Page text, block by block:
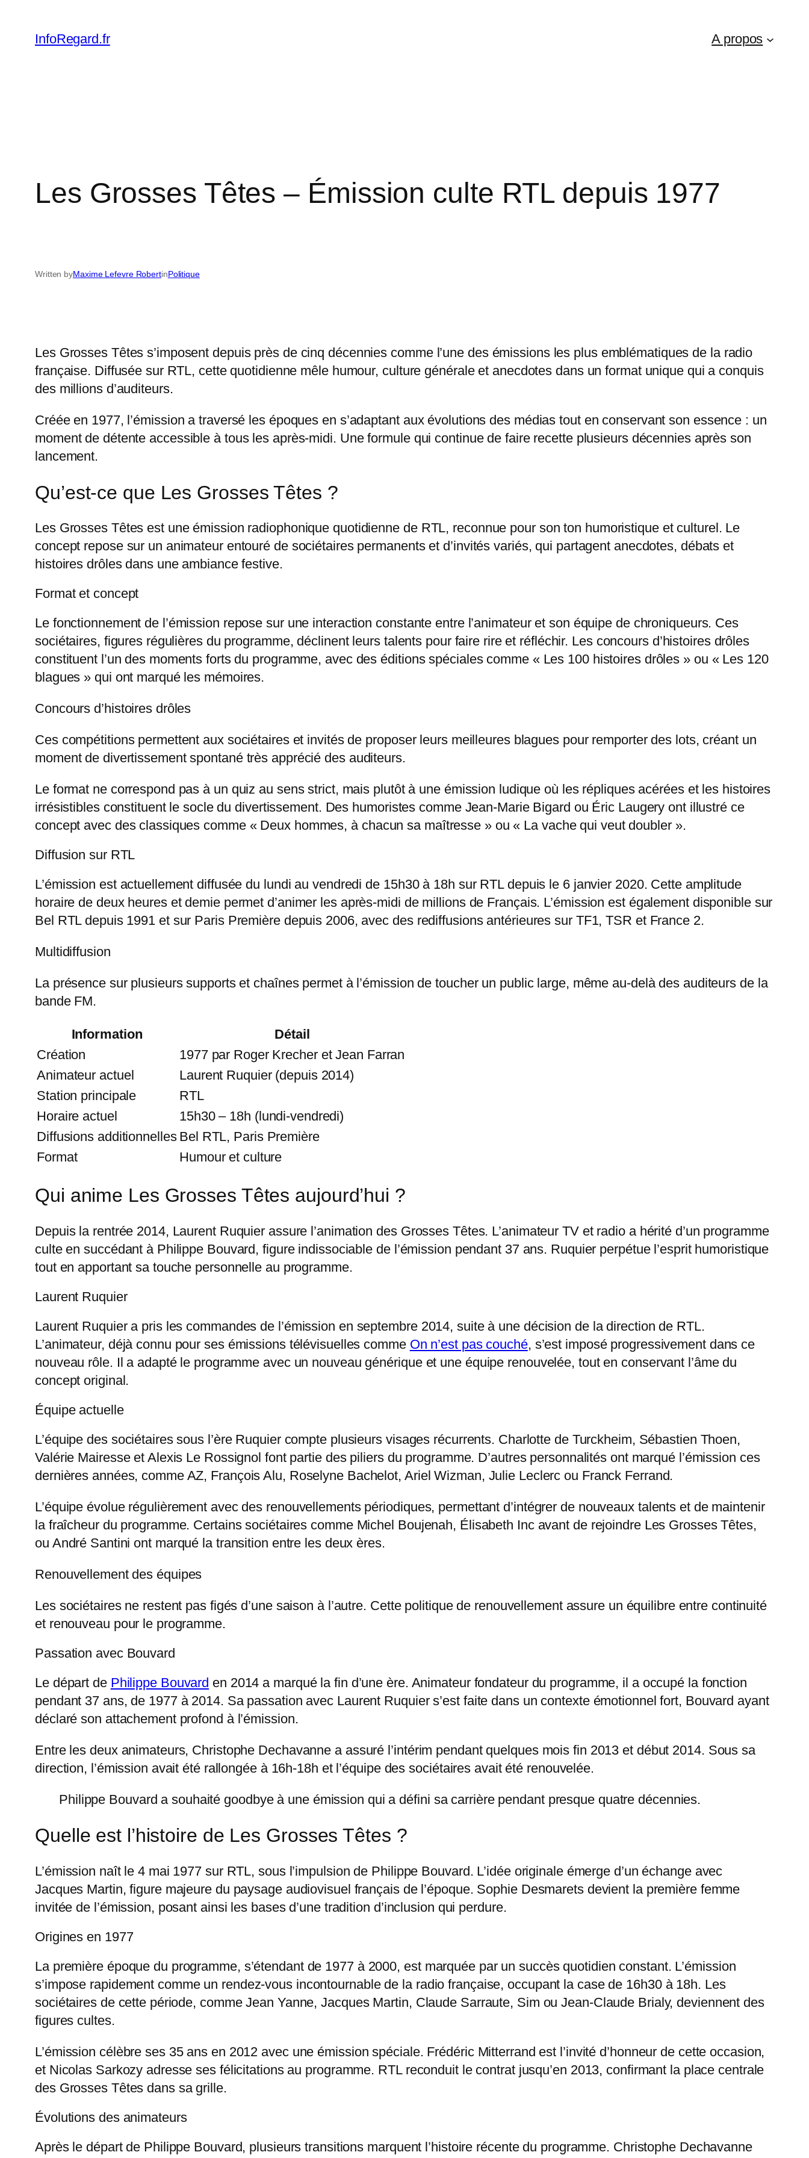
content
InfoRegard.fr A propos
Les Grosses Têtes – Émission culte RTL depuis 1977
Written byMaxime Lefevre RobertinPolitique
Les Grosses Têtes s’imposent depuis près de cinq décennies comme l’une des émissions les plus emblématiques de la radio
française. Diffusée sur RTL, cette quotidienne mêle humour, culture générale et anecdotes dans un format unique qui a conquis
des millions d’auditeurs.
Créée en 1977, l’émission a traversé les époques en s’adaptant aux évolutions des médias tout en conservant son essence : un
moment de détente accessible à tous les après-midi. Une formule qui continue de faire recette plusieurs décennies après son
lancement.
Qu’est-ce que Les Grosses Têtes ?
Les Grosses Têtes est une émission radiophonique quotidienne de RTL, reconnue pour son ton humoristique et culturel. Le
concept repose sur un animateur entouré de sociétaires permanents et d’invités variés, qui partagent anecdotes, débats et
histoires drôles dans une ambiance festive.
Format et concept
Le fonctionnement de l’émission repose sur une interaction constante entre l’animateur et son équipe de chroniqueurs. Ces
sociétaires, figures régulières du programme, déclinent leurs talents pour faire rire et réfléchir. Les concours d’histoires drôles
constituent l’un des moments forts du programme, avec des éditions spéciales comme « Les 100 histoires drôles » ou « Les 120
blagues » qui ont marqué les mémoires.
Concours d’histoires drôles
Ces compétitions permettent aux sociétaires et invités de proposer leurs meilleures blagues pour remporter des lots, créant un
moment de divertissement spontané très apprécié des auditeurs.
Le format ne correspond pas à un quiz au sens strict, mais plutôt à une émission ludique où les répliques acérées et les histoires
irrésistibles constituent le socle du divertissement. Des humoristes comme Jean-Marie Bigard ou Éric Laugery ont illustré ce
concept avec des classiques comme « Deux hommes, à chacun sa maîtresse » ou « La vache qui veut doubler ».
Diffusion sur RTL
L’émission est actuellement diffusée du lundi au vendredi de 15h30 à 18h sur RTL depuis le 6 janvier 2020. Cette amplitude
horaire de deux heures et demie permet d’animer les après-midi de millions de Français. L’émission est également disponible sur
Bel RTL depuis 1991 et sur Paris Première depuis 2006, avec des rediffusions antérieures sur TF1, TSR et France 2.
Multidiffusion
La présence sur plusieurs supports et chaînes permet à l’émission de toucher un public large, même au-delà des auditeurs de la
bande FM.
Information
Détail
Création
1977 par Roger Krecher et Jean Farran
Animateur actuel
Laurent Ruquier (depuis 2014)
Station principale
RTL
Horaire actuel
15h30 – 18h (lundi-vendredi)
Diffusions additionnelles Bel RTL, Paris Première
Format
Humour et culture
Qui anime Les Grosses Têtes aujourd’hui ?
Depuis la rentrée 2014, Laurent Ruquier assure l’animation des Grosses Têtes. L’animateur TV et radio a hérité d’un programme
culte en succédant à Philippe Bouvard, figure indissociable de l’émission pendant 37 ans. Ruquier perpétue l’esprit humoristique
tout en apportant sa touche personnelle au programme.
Laurent Ruquier
Laurent Ruquier a pris les commandes de l’émission en septembre 2014, suite à une décision de la direction de RTL.
L’animateur, déjà connu pour ses émissions télévisuelles comme On n’est pas couché, s’est imposé progressivement dans ce
nouveau rôle. Il a adapté le programme avec un nouveau générique et une équipe renouvelée, tout en conservant l’âme du
concept original.
Équipe actuelle
L’équipe des sociétaires sous l’ère Ruquier compte plusieurs visages récurrents. Charlotte de Turckheim, Sébastien Thoen,
Valérie Mairesse et Alexis Le Rossignol font partie des piliers du programme. D’autres personnalités ont marqué l’émission ces
dernières années, comme AZ, François Alu, Roselyne Bachelot, Ariel Wizman, Julie Leclerc ou Franck Ferrand.
L’équipe évolue régulièrement avec des renouvellements périodiques, permettant d’intégrer de nouveaux talents et de maintenir
la fraîcheur du programme. Certains sociétaires comme Michel Boujenah, Élisabeth Inc avant de rejoindre Les Grosses Têtes,
ou André Santini ont marqué la transition entre les deux ères.
Renouvellement des équipes
Les sociétaires ne restent pas figés d’une saison à l’autre. Cette politique de renouvellement assure un équilibre entre continuité
et renouveau pour le programme.
Passation avec Bouvard
Le départ de Philippe Bouvard en 2014 a marqué la fin d’une ère. Animateur fondateur du programme, il a occupé la fonction
pendant 37 ans, de 1977 à 2014. Sa passation avec Laurent Ruquier s’est faite dans un contexte émotionnel fort, Bouvard ayant
déclaré son attachement profond à l’émission.
Entre les deux animateurs, Christophe Dechavanne a assuré l’intérim pendant quelques mois fin 2013 et début 2014. Sous sa
direction, l’émission avait été rallongée à 16h-18h et l’équipe des sociétaires avait été renouvelée.
Philippe Bouvard a souhaité goodbye à une émission qui a défini sa carrière pendant presque quatre décennies.
Quelle est l’histoire de Les Grosses Têtes ?
L’émission naît le 4 mai 1977 sur RTL, sous l’impulsion de Philippe Bouvard. L’idée originale émerge d’un échange avec
Jacques Martin, figure majeure du paysage audiovisuel français de l’époque. Sophie Desmarets devient la première femme
invitée de l’émission, posant ainsi les bases d’une tradition d’inclusion qui perdure.
Origines en 1977
La première époque du programme, s’étendant de 1977 à 2000, est marquée par un succès quotidien constant. L’émission
s’impose rapidement comme un rendez-vous incontournable de la radio française, occupant la case de 16h30 à 18h. Les
sociétaires de cette période, comme Jean Yanne, Jacques Martin, Claude Sarraute, Sim ou Jean-Claude Brialy, deviennent des
figures cultes.
L’émission célèbre ses 35 ans en 2012 avec une émission spéciale. Frédéric Mitterrand est l’invité d’honneur de cette occasion,
et Nicolas Sarkozy adresse ses félicitations au programme. RTL reconduit le contrat jusqu’en 2013, confirmant la place centrale
des Grosses Têtes dans sa grille.
Évolutions des animateurs
Après le départ de Philippe Bouvard, plusieurs transitions marquent l’histoire récente du programme. Christophe Dechavanne